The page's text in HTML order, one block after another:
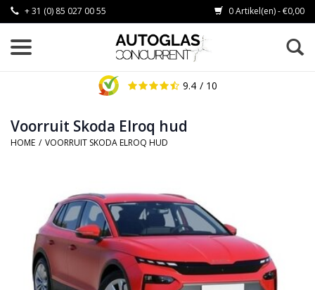
+ 31 (0) 85 027 00 55 0 Artikel(en) - €0,00
9.4 / 10
Voorruit Skoda Elroq hud
HOME / VOORRUIT SKODA ELROQ HUD